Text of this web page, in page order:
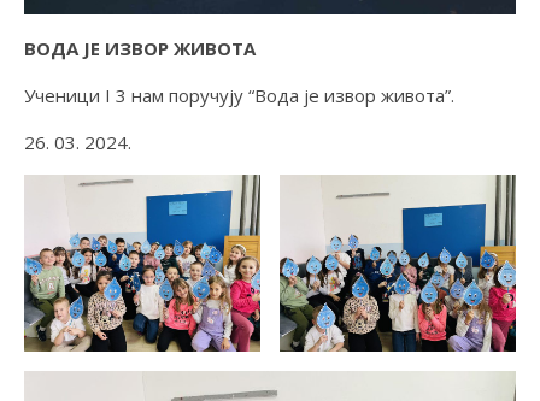
ВОДА ЈЕ ИЗВОР ЖИВОТА
Ученици I 3 нам поручују “Вода је извор живота”.
26. 03. 2024.